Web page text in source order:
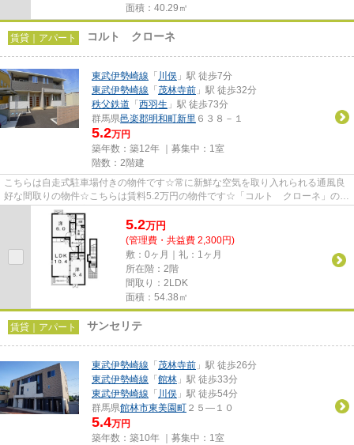
面積：40.29㎡
賃貸｜アパート コルト クローネ
東武伊勢崎線 「 川俣 」駅 徒歩7分
東武伊勢崎線 「 茂林寺前 」駅 徒歩32分
秩父鉄道 「 西羽生 」駅 徒歩73分
群馬県邑楽郡明和町新里 ６３８－１
5.2万円
築年数：築12年 ｜募集中： 1室
階数：2階建
こちらは自走式駐車場付きの物件です☆常に新鮮な空気を取り入れられる通風良
好な間取りの物件☆こちらは賃料5.2万円の物件です☆「コルト クローネ」のこ
こがイチオシ☆お客様のご希望の...
5.2万円
(管理費・共益費 2,300円)
敷：0ヶ月｜礼：1ヶ月
所在階：2階
間取り：2LDK
面積：54.38㎡
賃貸｜アパート サンセリテ
東武伊勢崎線 「 茂林寺前 」駅 徒歩26分
東武伊勢崎線 「 館林 」駅 徒歩33分
東武伊勢崎線 「 川俣 」駅 徒歩54分
群馬県館林市東美園町 ２５―１０
5.4万円
築年数：築10年 ｜募集中： 1室